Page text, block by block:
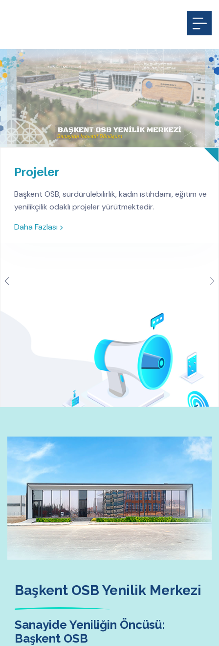
Projeler
Başkent OSB, sürdürülebilirlik, kadın istihdamı, eğitim ve
yenilikçilik odaklı projeler yürütmektedir.
Daha Fazlası
Başkent OSB Yenilik Merkezi
Sanayide Yeniliğin Öncüsü:
Başkent OSB